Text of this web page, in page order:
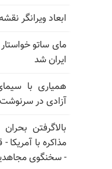
ابعاد ویرانگر
مای ساتو
ایران شد
همیاری با
آزادی در
بالا‌گرفتن
مذاکره با
- سخنگوی